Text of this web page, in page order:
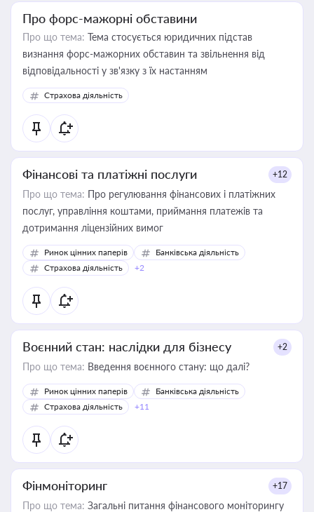
Про форс-мажорні обставини
Про що тема: Тема стосується юридичних підстав
визнання форс-мажорних обставин та звільнення від
відповідальності у зв'язку з їх настанням
Страхова діяльність
Фінансові та платіжні послуги +12
Про що тема: Про регулювання фінансових і платіжних
послуг, управління коштами, приймання платежів та
дотримання ліцензійних вимог
Ринок цінних паперів
Банківська діяльність
Страхова діяльність
+2
Воєнний стан: наслідки для бізнесу +2
Про що тема: Введення воєнного стану: що далі?
Ринок цінних паперів
Банківська діяльність
Страхова діяльність
+11
Фінмоніторинг +17
Про що тема: Загальні питання фінансового моніторингу